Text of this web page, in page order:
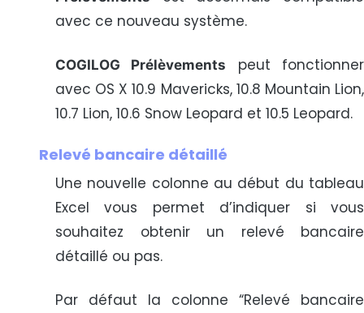
avec ce nouveau système.
COGILOG Prélèvements
peut fonctionner
avec OS X 10.9 Mavericks, 10.8 Mountain Lion,
10.7 Lion, 10.6 Snow Leopard et 10.5 Leopard.
Relevé bancaire détaillé
Une nouvelle colonne au début du tableau
Excel vous permet d’indiquer si vous
souhaitez obtenir un relevé bancaire
détaillé ou pas.
Par défaut la colonne “Relevé bancaire